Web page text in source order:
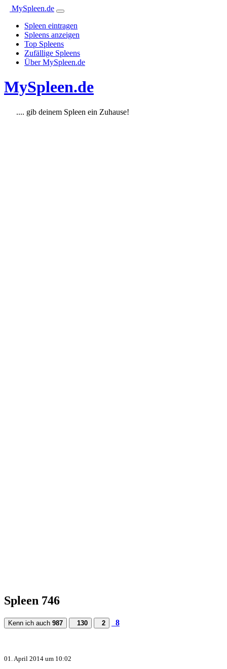
MySpleen.de
Spleen eintragen
Spleens anzeigen
Top Spleens
Zufällige Spleens
Über MySpleen.de
MySpleen.de
.... gib deinem Spleen ein Zuhause!
Spleen 746
Kenn ich auch 987 130 2 8
01. April 2014 um 10:02